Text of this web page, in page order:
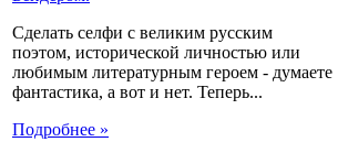
Сделать селфи с великим русским
поэтом, исторической личностью или
любимым литературным героем - думаете
фантастика, а вот и нет. Теперь...
Подробнее »